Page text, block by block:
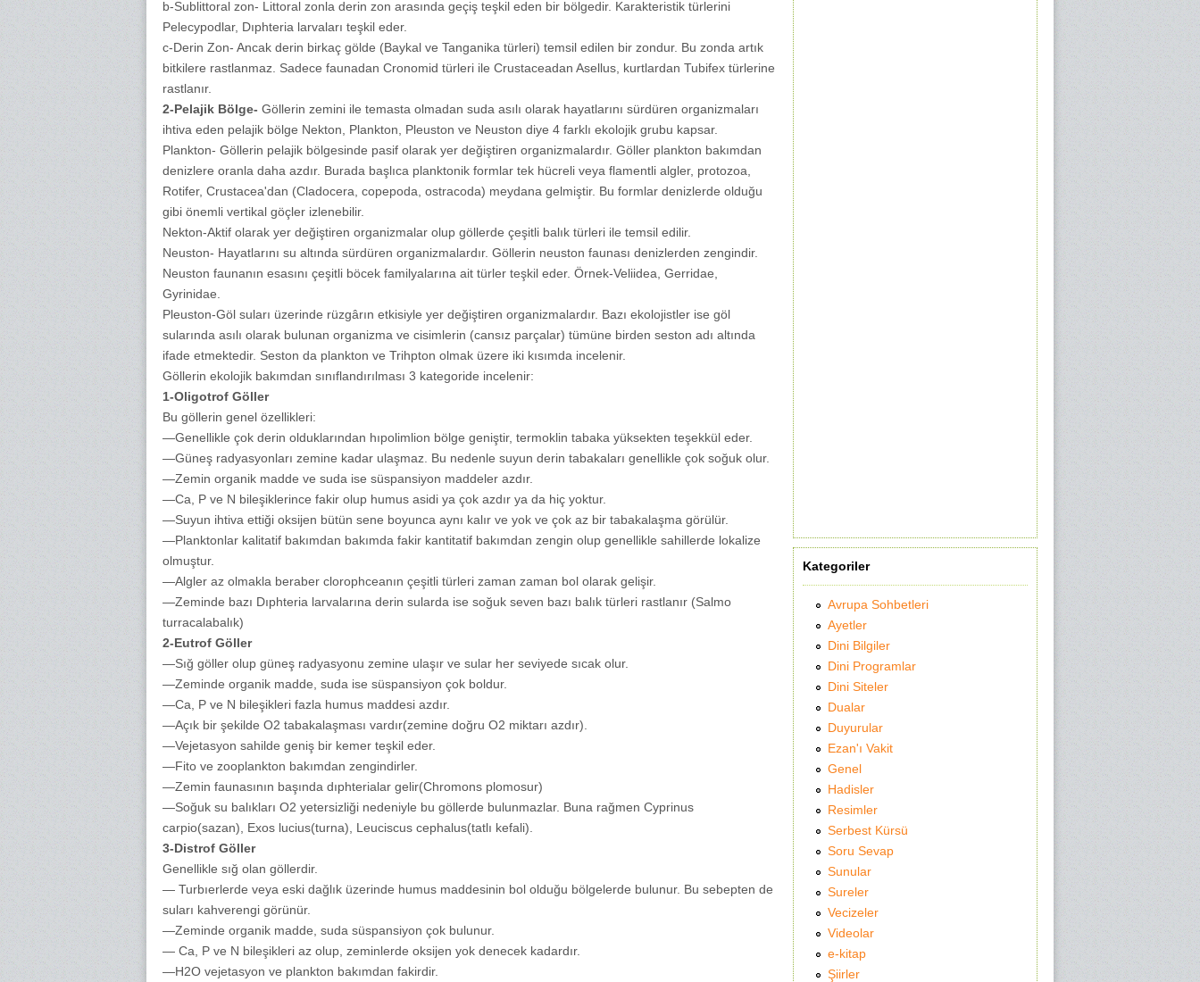
b-Sublittoral zon- Littoral zonla derin zon arasında geçiş teşkil eden bir bölgedir. Karakteristik türlerini
Pelecypodlar, Dıphteria larvaları teşkil eder.
c-Derin Zon- Ancak derin birkaç gölde (Baykal ve Tanganika türleri) temsil edilen bir zondur. Bu zonda artık
bitkilere rastlanmaz. Sadece faunadan Cronomid türleri ile Crustaceadan Asellus, kurtlardan Tubifex türlerine
rastlanır.
2-Pelajik Bölge- Göllerin zemini ile temasta olmadan suda asılı olarak hayatlarını sürdüren organizmaları
ihtiva eden pelajik bölge Nekton, Plankton, Pleuston ve Neuston diye 4 farklı ekolojik grubu kapsar.
Plankton- Göllerin pelajik bölgesinde pasif olarak yer değiştiren organizmalardır. Göller plankton bakımdan
denizlere oranla daha azdır. Burada başlıca planktonik formlar tek hücreli veya flamentli algler, protozoa,
Rotifer, Crustacea'dan (Cladocera, copepoda, ostracoda) meydana gelmiştir. Bu formlar denizlerde olduğu
gibi önemli vertikal göçler izlenebilir.
Nekton-Aktif olarak yer değiştiren organizmalar olup göllerde çeşitli balık türleri ile temsil edilir.
Neuston- Hayatlarını su altında sürdüren organizmalardır. Göllerin neuston faunası denizlerden zengindir.
Neuston faunanın esasını çeşitli böcek familyalarına ait türler teşkil eder. Örnek-Veliidea, Gerridae,
Gyrinidae.
Pleuston-Göl suları üzerinde rüzgârın etkisiyle yer değiştiren organizmalardır. Bazı ekolojistler ise göl
sularında asılı olarak bulunan organizma ve cisimlerin (cansız parçalar) tümüne birden seston adı altında
ifade etmektedir. Seston da plankton ve Trihpton olmak üzere iki kısımda incelenir.
Göllerin ekolojik bakımdan sınıflandırılması 3 kategoride incelenir:
1-Oligotrof Göller
Bu göllerin genel özellikleri:
—Genellikle çok derin olduklarından hıpolimlion bölge geniştir, termoklin tabaka yüksekten teşekkül eder.
—Güneş radyasyonları zemine kadar ulaşmaz. Bu nedenle suyun derin tabakaları genellikle çok soğuk olur.
—Zemin organik madde ve suda ise süspansiyon maddeler azdır.
—Ca, P ve N bileşiklerince fakir olup humus asidi ya çok azdır ya da hiç yoktur.
—Suyun ihtiva ettiği oksijen bütün sene boyunca aynı kalır ve yok ve çok az bir tabakalaşma görülür.
—Planktonlar kalitatif bakımdan bakımda fakir kantitatif bakımdan zengin olup genellikle sahillerde lokalize
olmuştur.
—Algler az olmakla beraber clorophceanın çeşitli türleri zaman zaman bol olarak gelişir.
—Zeminde bazı Dıphteria larvalarına derin sularda ise soğuk seven bazı balık türleri rastlanır (Salmo
turracalabalık)
2-Eutrof Göller
—Sığ göller olup güneş radyasyonu zemine ulaşır ve sular her seviyede sıcak olur.
—Zeminde organik madde, suda ise süspansiyon çok boldur.
—Ca, P ve N bileşikleri fazla humus maddesi azdır.
—Açık bir şekilde O2 tabakalaşması vardır(zemine doğru O2 miktarı azdır).
—Vejetasyon sahilde geniş bir kemer teşkil eder.
—Fito ve zooplankton bakımdan zengindirler.
—Zemin faunasının başında dıphterialar gelir(Chromons plomosur)
—Soğuk su balıkları O2 yetersizliği nedeniyle bu göllerde bulunmazlar. Buna rağmen Cyprinus
carpio(sazan), Exos lucius(turna), Leuciscus cephalus(tatlı kefali).
3-Distrof Göller
Genellikle sığ olan göllerdir.
— Turbıerlerde veya eski dağlık üzerinde humus maddesinin bol olduğu bölgelerde bulunur. Bu sebepten de
suları kahverengi görünür.
—Zeminde organik madde, suda süspansiyon çok bulunur.
— Ca, P ve N bileşikleri az olup, zeminlerde oksijen yok denecek kadardır.
—H2O vejetasyon ve plankton bakımdan fakirdir.
Kategoriler
Avrupa Sohbetleri
Ayetler
Dini Bilgiler
Dini Programlar
Dini Siteler
Dualar
Duyurular
Ezan'ı Vakit
Genel
Hadisler
Resimler
Serbest Kürsü
Soru Sevap
Sunular
Sureler
Vecizeler
Videolar
e-kitap
Şiirler